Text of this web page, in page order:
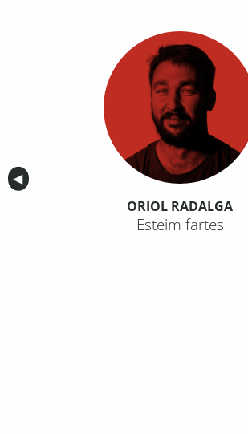
Anterior
◀︎
ORIOL RADALGA
Esteim fartes